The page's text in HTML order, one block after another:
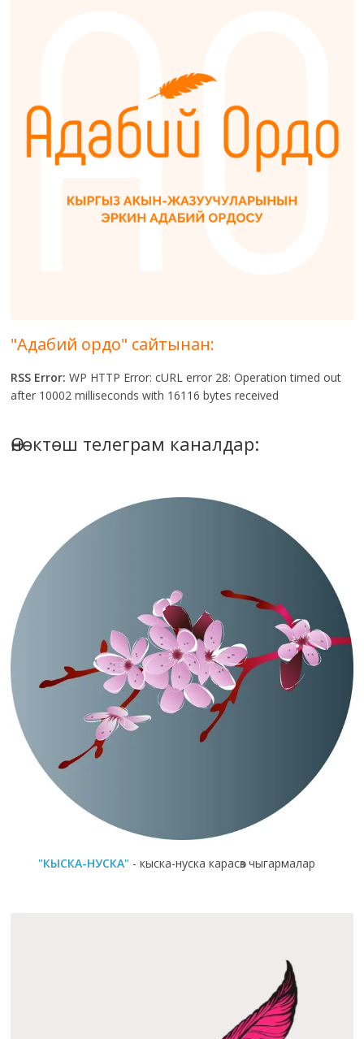
"Адабий ордо" сайтынан:
RSS Error: WP HTTP Error: cURL error 28: Operation timed out
after 10002 milliseconds with 16116 bytes received
Өнөктөш телеграм каналдар:
"КЫСКА-НУСКА" - кыска-нуска карасөз чыгармалар